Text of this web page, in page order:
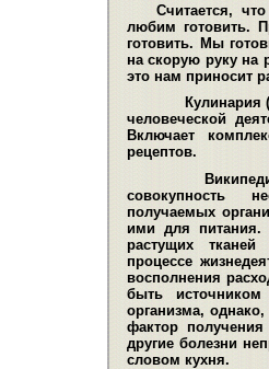
Считается,
любим готовить.
готовить. Мы
на скорую руку на
это нам приносит
Кулинария
человеческой
Включает
рецептов.
Википедия
совокупность
получаемых
ими для питания.
растущих
процессе
восполнения
быть источником
организма,
фактор
другие болезни
словом кухня.